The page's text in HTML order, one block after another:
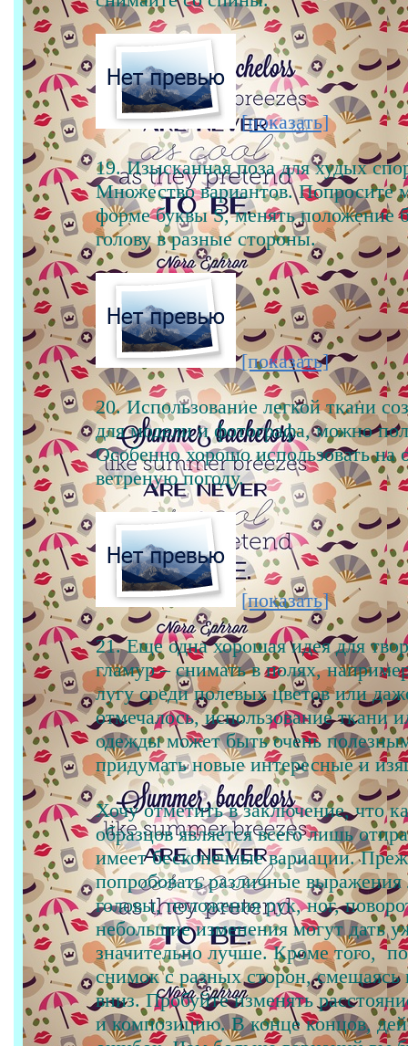
[показать]
19. Изысканная поза для худых
Множество вариантов. Попросите
форме буквы S, менять положение
голову в разные стороны.
[показать]
20. Использование легкой ткани
для модели и фотографа, можно
Особенно хорошо использовать на
ветреную погоду.
[показать]
21. Еще одна хорошая идея для
гламур – снимать в полях,
лугу среди полевых цветов или
отмечалось, использование ткани
одежды может быть очень
придумать новые интересные и
Хочу отметить в заключение, что
образцов является всего лишь
имеет бесконечные вариации.
попробовать различные
головы, положения рук, ног,
небольшие изменения могут дать
значительно лучше. Кроме того,
снимок с разных сторон, смещаясь
вниз. Пробуйте изменять
и композицию. В конце концов,